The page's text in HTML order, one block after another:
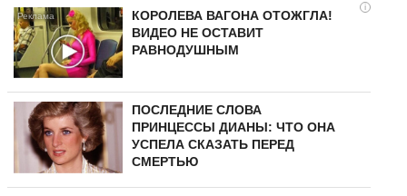
i
КОРОЛЕВА ВАГОНА ОТОЖГЛА!
ВИДЕО НЕ ОСТАВИТ
РАВНОДУШНЫМ
ПОСЛЕДНИЕ СЛОВА
ПРИНЦЕССЫ ДИАНЫ: ЧТО ОНА
УСПЕЛА СКАЗАТЬ ПЕРЕД
СМЕРТЬЮ